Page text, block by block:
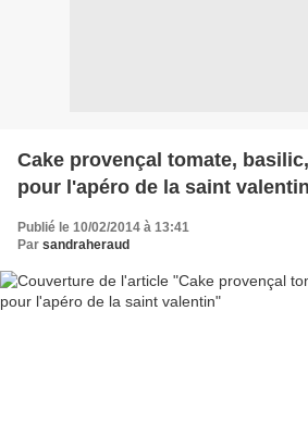
Cake provençal tomate,
pour l'apéro de la saint valentin
Publié le 10/02/2014 à 13:41
Par sandraheraud